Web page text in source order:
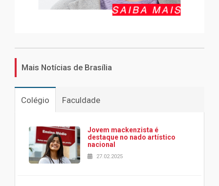
Mais Notícias de Brasília
Colégio Faculdade
Jovem mackenzista é
destaque no nado artístico
nacional
27.02.2025